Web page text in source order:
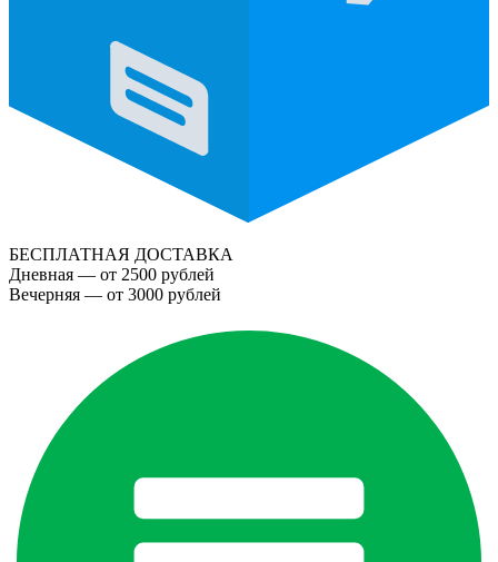
БЕСПЛАТНАЯ ДОСТАВКА
Дневная — от 2500 рублей
Вечерняя — от 3000 рублей